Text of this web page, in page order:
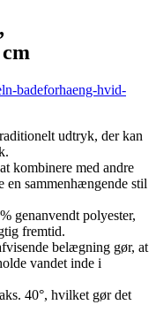
badeforhaeng-hvid-
udtryk, der kan
kombinere med andre
en sammenhængende stil
genanvendt polyester,
fremtid.
belægning gør, at
vandet inde i
40°, hvilket gør det